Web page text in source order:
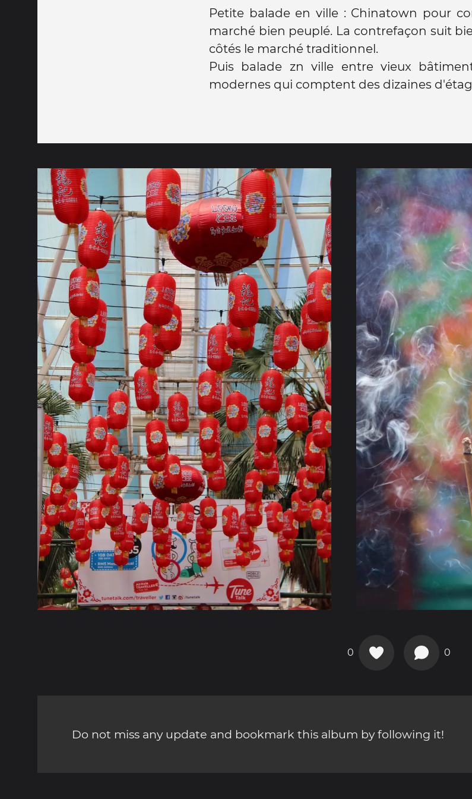
Petite balade en ville : Chinatown pour
marché bien peuplé. La contrefaçon suit
côtés le marché traditionnel.
Puis balade zn ville entre vieux
modernes qui comptent des dizaines
0 0
Do not miss any update and bookmark this album by following it!